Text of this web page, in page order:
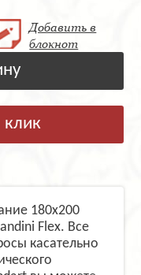
Добавить в
блокнот
клик
180х200
Flex. Все
касательно